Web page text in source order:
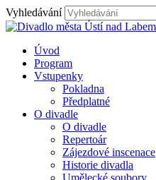
Vyhledávání
Úvod
Program
Vstupenky
Pokladna
Předplatné
O divadle
O divadle
Repertoár
Zájezdové inscenace
Historie divadla
Umělecké soubory